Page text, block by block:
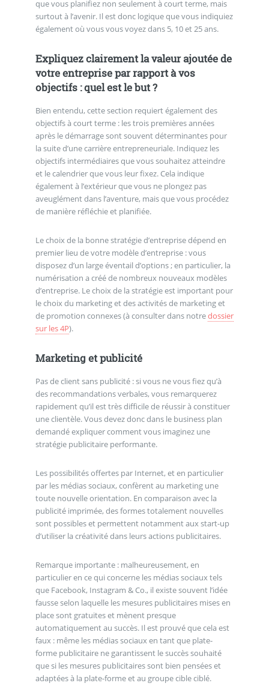
que vous planifiez non seulement à court terme, mais
surtout à l’avenir. Il est donc logique que vous indiquiez
également où vous vous voyez dans 5, 10 et 25 ans.
Expliquez clairement la valeur ajoutée de
votre entreprise par rapport à vos
objectifs : quel est le but ?
Bien entendu, cette section requiert également des
objectifs à court terme : les trois premières années
après le démarrage sont souvent déterminantes pour
la suite d’une carrière entrepreneuriale. Indiquez les
objectifs intermédiaires que vous souhaitez atteindre
et le calendrier que vous leur fixez. Cela indique
également à l’extérieur que vous ne plongez pas
aveuglément dans l’aventure, mais que vous procédez
de manière réfléchie et planifiée.
Le choix de la bonne stratégie d’entreprise dépend en
premier lieu de votre modèle d’entreprise : vous
disposez d’un large éventail d’options ; en particulier, la
numérisation a créé de nombreux nouveaux modèles
d’entreprise. Le choix de la stratégie est important pour
le choix du marketing et des activités de marketing et
de promotion connexes (à consulter dans notredossier
sur les 4P).
Marketing et publicité
Pas de client sans publicité : si vous ne vous fiez qu’à
des recommandations verbales, vous remarquerez
rapidement qu’il est très difficile de réussir à constituer
une clientèle. Vous devez donc dans le business plan
demandé expliquer comment vous imaginez une
stratégie publicitaire performante.
Les possibilités offertes par Internet, et en particulier
par les médias sociaux, confèrent au marketing une
toute nouvelle orientation. En comparaison avec la
publicité imprimée, des formes totalement nouvelles
sont possibles et permettent notamment aux start-up
d’utiliser la créativité dans leurs actions publicitaires.
Remarque importante : malheureusement, en
particulier en ce qui concerne les médias sociaux tels
que Facebook, Instagram & Co., il existe souvent l’idée
fausse selon laquelle les mesures publicitaires mises en
place sont gratuites et mènent presque
automatiquement au succès. Il est prouvé que cela est
faux : même les médias sociaux en tant que plate-
forme publicitaire ne garantissent le succès souhaité
que si les mesures publicitaires sont bien pensées et
adaptées à la plate-forme et au groupe cible ciblé.